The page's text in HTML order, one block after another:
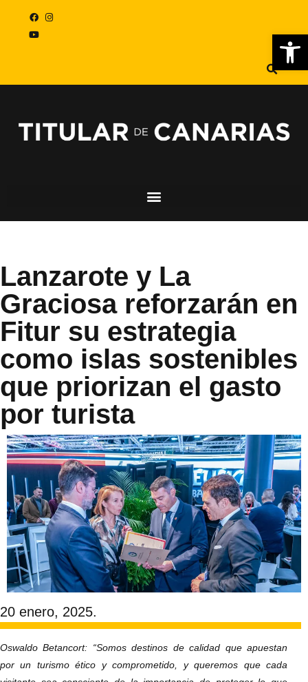
Lanzarote y La
Graciosa reforzarán en
Fitur su estrategia
como islas sostenibles
que priorizan el gasto
por turista
20 enero, 2025.
Oswaldo Betancort: “Somos destinos de calidad que apuestan
por un turismo ético y comprometido, y queremos que cada